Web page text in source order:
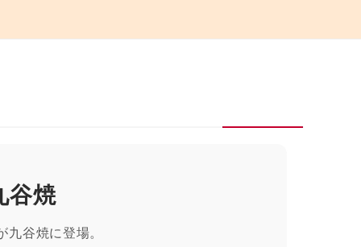
谷焼
谷焼に登場。